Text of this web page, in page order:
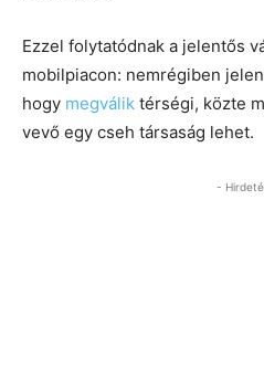
Ezzel folytatódnak a jelentős
mobilpiacon: nemrégiben
hogy megválik térségi, közte
vevő egy cseh társaság lehet.
-